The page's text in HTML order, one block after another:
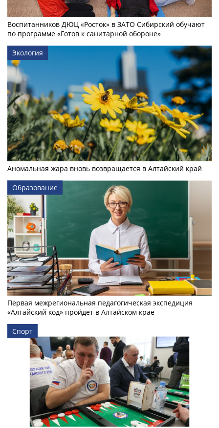
Воспитанников ДЮЦ «Росток» в ЗАТО Сибирский обучают
по программе «Готов к санитарной обороне»
Экология
Аномальная жара вновь возвращается в Алтайский край
Образование
Первая межрегиональная педагогическая экспедиция
«Алтайский код» пройдет в Алтайском крае
Спорт